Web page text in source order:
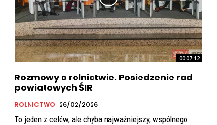
00:07:12
Rozmowy o rolnictwie. Posiedzenie rad
powiatowych ŚIR
ROLNICTWO 26/02/2026
To jeden z celów, ale chyba najważniejszy, wspólnego